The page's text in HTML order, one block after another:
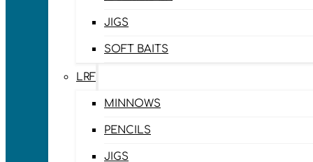
JIGS
SOFT BAITS
LRF
MINNOWS
PENCILS
JIGS